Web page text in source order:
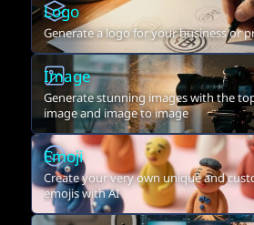
Logo
Generate a logo for your business or
Image
Generate stunning images with the
image and image to image
Emoji
Create your very own unique and
emojis with AI